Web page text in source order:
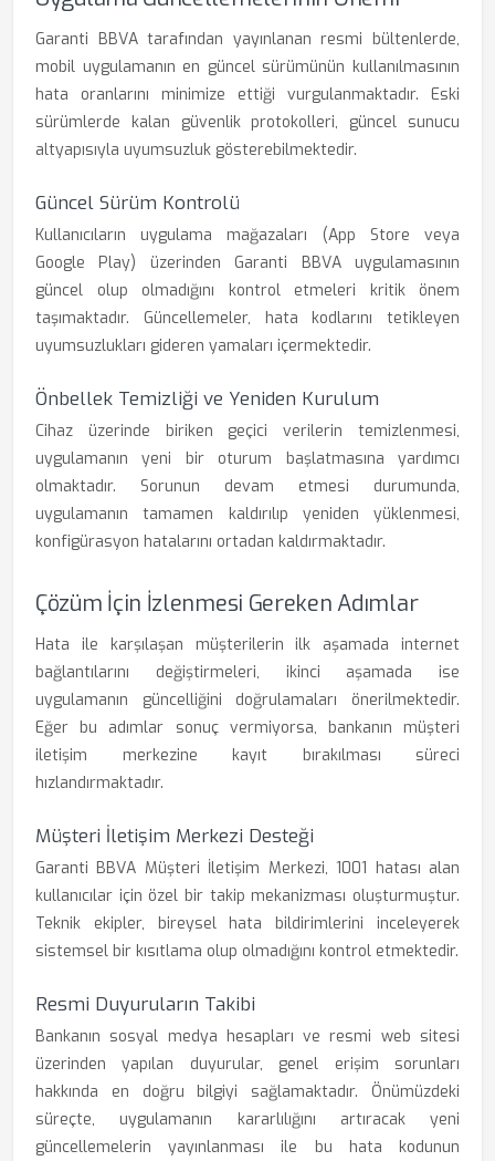
Garanti BBVA tarafından yayınlanan resmi bültenlerde,
mobil uygulamanın en güncel sürümünün kullanılmasının
hata oranlarını minimize ettiği vurgulanmaktadır. Eski
sürümlerde kalan güvenlik protokolleri, güncel sunucu
altyapısıyla uyumsuzluk gösterebilmektedir.
Güncel Sürüm Kontrolü
Kullanıcıların uygulama mağazaları (App Store veya
Google Play) üzerinden Garanti BBVA uygulamasının
güncel olup olmadığını kontrol etmeleri kritik önem
taşımaktadır. Güncellemeler, hata kodlarını tetikleyen
uyumsuzlukları gideren yamaları içermektedir.
Önbellek Temizliği ve Yeniden Kurulum
Cihaz üzerinde biriken geçici verilerin temizlenmesi,
uygulamanın yeni bir oturum başlatmasına yardımcı
olmaktadır. Sorunun devam etmesi durumunda,
uygulamanın tamamen kaldırılıp yeniden yüklenmesi,
konfigürasyon hatalarını ortadan kaldırmaktadır.
Çözüm İçin İzlenmesi Gereken Adımlar
Hata ile karşılaşan müşterilerin ilk aşamada internet
bağlantılarını değiştirmeleri, ikinci aşamada ise
uygulamanın güncelliğini doğrulamaları önerilmektedir.
Eğer bu adımlar sonuç vermiyorsa, bankanın müşteri
iletişim merkezine kayıt bırakılması süreci
hızlandırmaktadır.
Müşteri İletişim Merkezi Desteği
Garanti BBVA Müşteri İletişim Merkezi, 1001 hatası alan
kullanıcılar için özel bir takip mekanizması oluşturmuştur.
Teknik ekipler, bireysel hata bildirimlerini inceleyerek
sistemsel bir kısıtlama olup olmadığını kontrol etmektedir.
Resmi Duyuruların Takibi
Bankanın sosyal medya hesapları ve resmi web sitesi
üzerinden yapılan duyurular, genel erişim sorunları
hakkında en doğru bilgiyi sağlamaktadır. Önümüzdeki
süreçte, uygulamanın kararlılığını artıracak yeni
güncellemelerin yayınlanması ile bu hata kodunun